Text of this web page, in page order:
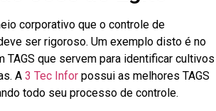
corporativo que o controle de
ser rigoroso. Um exemplo disto é no
TAGS que servem para identificar cultivos
A 3 Tec Infor possui as melhores TAGS
todo seu processo de controle.